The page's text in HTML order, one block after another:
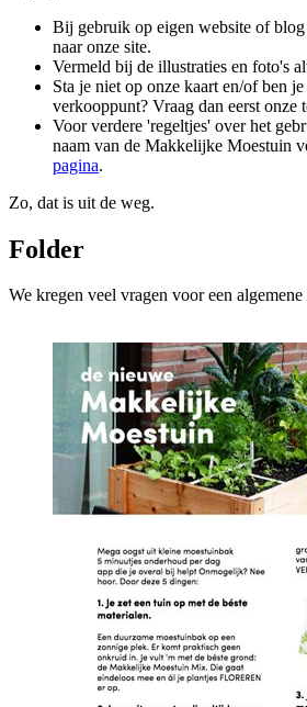
Bij gebruik op eigen website of
naar onze site.
Vermeld bij de illustraties en foto's
Sta je niet op onze kaart en/of ben
verkooppunt? Vraag dan eerst onze
Voor verdere 'regeltjes' over het
naam van de Makkelijke Moestuin
pagina.
Zo, dat is uit de weg.
Folder
We kregen veel vragen voor een